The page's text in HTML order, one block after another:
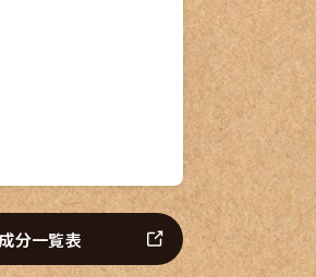
分一覧表